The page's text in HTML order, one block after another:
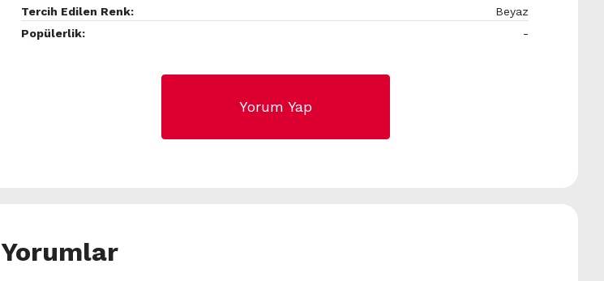
Tercih Edilen Renk:
Beyaz
Popülerlik:
-
Yorum Yap
Yorumlar